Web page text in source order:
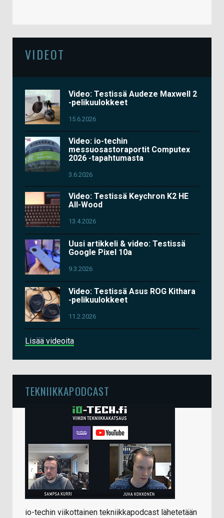
VIDEOT
Video: Testissä Audeze Maxwell 2
-pelikuulokkeet
15.6.2026
Video: io-techin
messuosastoraportit Computex
2026 -tapahtumasta
3.6.2026
Video: Testissä Keychron K2 HE
All-Wood
13.4.2026
Uusi artikkeli & video: Testissä
Google Pixel 10a
9.3.2026
Video: Testissä Asus ROG Kithara
-pelikuulokkeet
11.2.2026
Lisää videoita
TEKNIIKKAPODCAST
io-techin viikottainen tekniikkapodcast lähetetään